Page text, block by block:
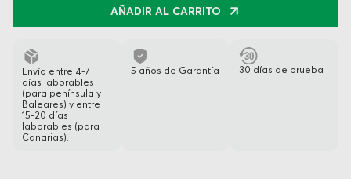
AÑADIR AL CARRITO
Envío entre 4-7
días laborables
(para península y
Baleares) y entre
15-20 días
laborables (para
Canarias).
5 años de Garantía 30 días de prueba